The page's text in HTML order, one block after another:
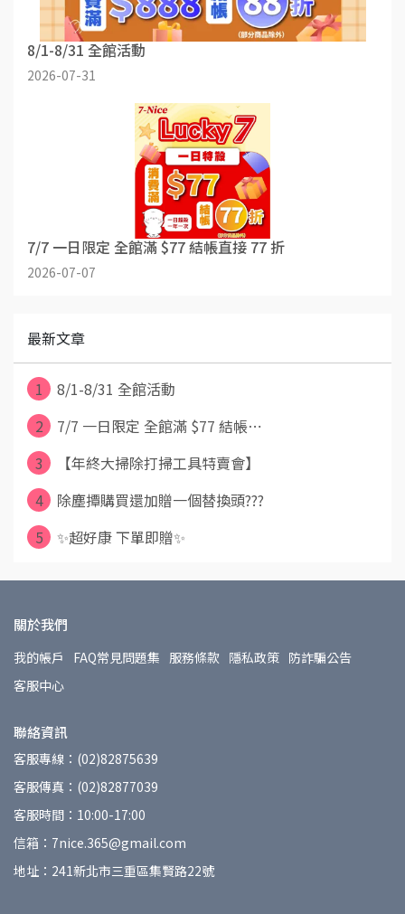
8/1-8/31 全館活動
2026-07-31
7/7 一日限定 全館滿 $77 結帳直接 77 折
2026-07-07
最新文章
1
8/1-8/31 全館活動
2
7/7 一日限定 全館滿 $77 結帳⋯
3
【年終大掃除打掃工具特賣會】
4
除塵撢購買還加贈一個替換頭???
5
✨超好康 下單即贈✨
關於我們
我的帳戶 FAQ常見問題集 服務條款 隱私政策 防詐騙公告
客服中心
聯絡資訊
客服專線：(02)82875639
客服傳真：(02)82877039
客服時間：10:00-17:00
信箱：7nice.365@gmail.com
地址：241新北市三重區集賢路22號